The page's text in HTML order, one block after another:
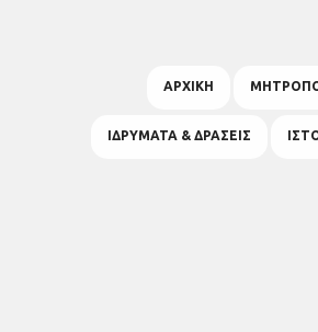
ΑΡΧΙΚΗ
ΙΔΡΥΜΑΤΑ & ΔΡΑΣΕΙΣ